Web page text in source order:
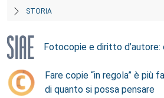
STORIA
Fotocopie e diritto
Fare copie “in regola” è più
di quanto si possa pensare